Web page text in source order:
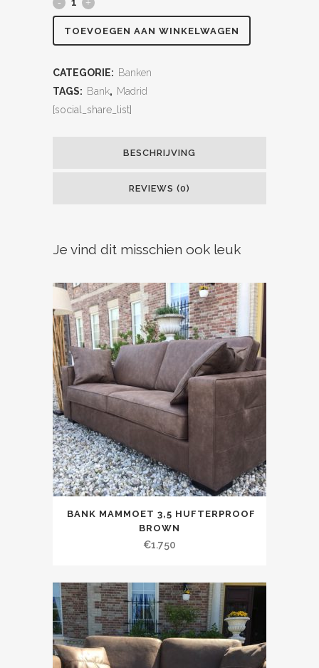
TOEVOEGEN AAN WINKELWAGEN
CATEGORIE: Banken
TAGS: Bank, Madrid
[social_share_list]
BESCHRIJVING
REVIEWS (0)
Je vind dit misschien ook leuk
BANK MAMMOET 3,5 HUFTERPROOF
BROWN
€1.750